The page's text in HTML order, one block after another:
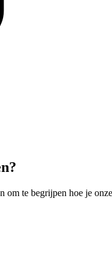
om te begrijpen hoe je